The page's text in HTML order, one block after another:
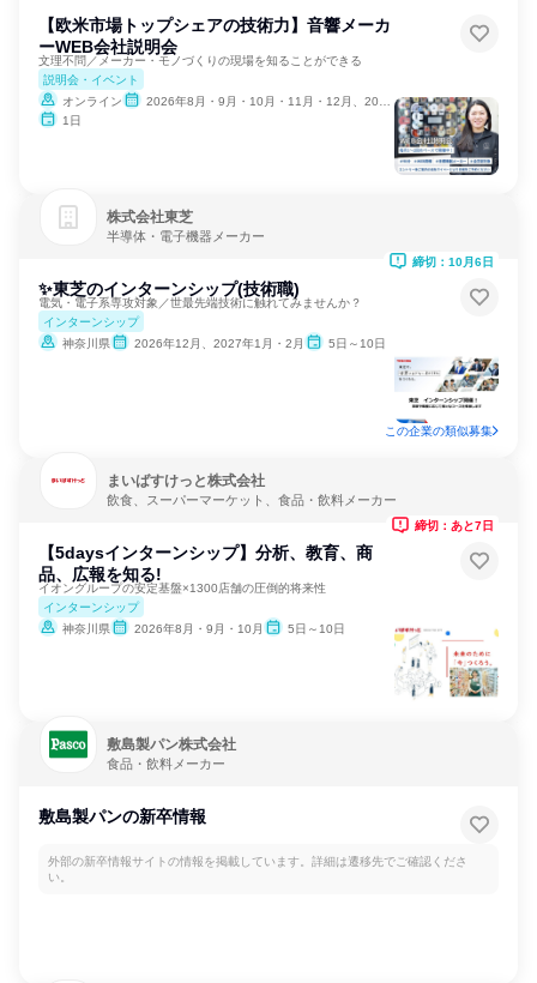
【欧米市場トップシェアの技術力】音響メーカ
ーWEB会社説明会
文理不問／メーカー・モノづくりの現場を知ることができる
説明会・イベント
オンライン
2026年8月・9月・10月・11月・12月、2027年1月・2月
1日
株式会社東芝
半導体・電子機器メーカー
✨東芝のインターンシップ(技術職)
電気・電子系専攻対象／世最先端技術に触れてみませんか？
インターンシップ
神奈川県
2026年12月、2027年1月・2月 5日～10日
締切：10月6日
この企業の類似募集
まいばすけっと株式会社
飲食、スーパーマーケット、食品・飲料メーカー
【5daysインターンシップ】分析、教育、商
品、広報を知る!
イオングループの安定基盤×1300店舗の圧倒的将来性
インターンシップ
神奈川県
2026年8月・9月・10月 5日～10日
締切：あと7日
敷島製パン株式会社
食品・飲料メーカー
敷島製パンの新卒情報
外部の新卒情報サイトの情報を掲載しています。詳細は遷移先でご確認くださ
い。